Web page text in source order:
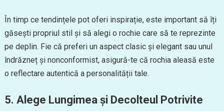
În timp ce tendințele pot oferi inspirație, este important să îți
găsești propriul stil și să alegi o rochie care să te reprezinte
pe deplin. Fie că preferi un aspect clasic și elegant sau unul
îndrăzneț și nonconformist, asigură-te că rochia aleasă este
o reflectare autentică a personalității tale.
5. Alege Lungimea și Decolteul Potrivite